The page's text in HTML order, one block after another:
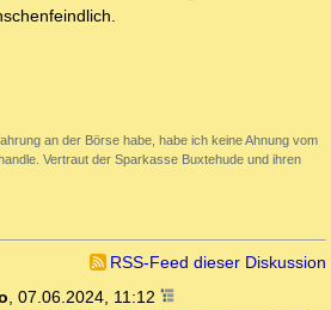
an der Börse habe, habe ich keine Ahnung vom
Vertraut der Sparkasse Buxtehude und ihren
RSS-Feed dieser Diskussion
, 07.06.2024, 11:12